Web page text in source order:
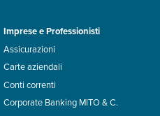
Imprese e Professionisti
Assicurazioni
Carte aziendali
Conti correnti
Corporate Banking MITO & C.